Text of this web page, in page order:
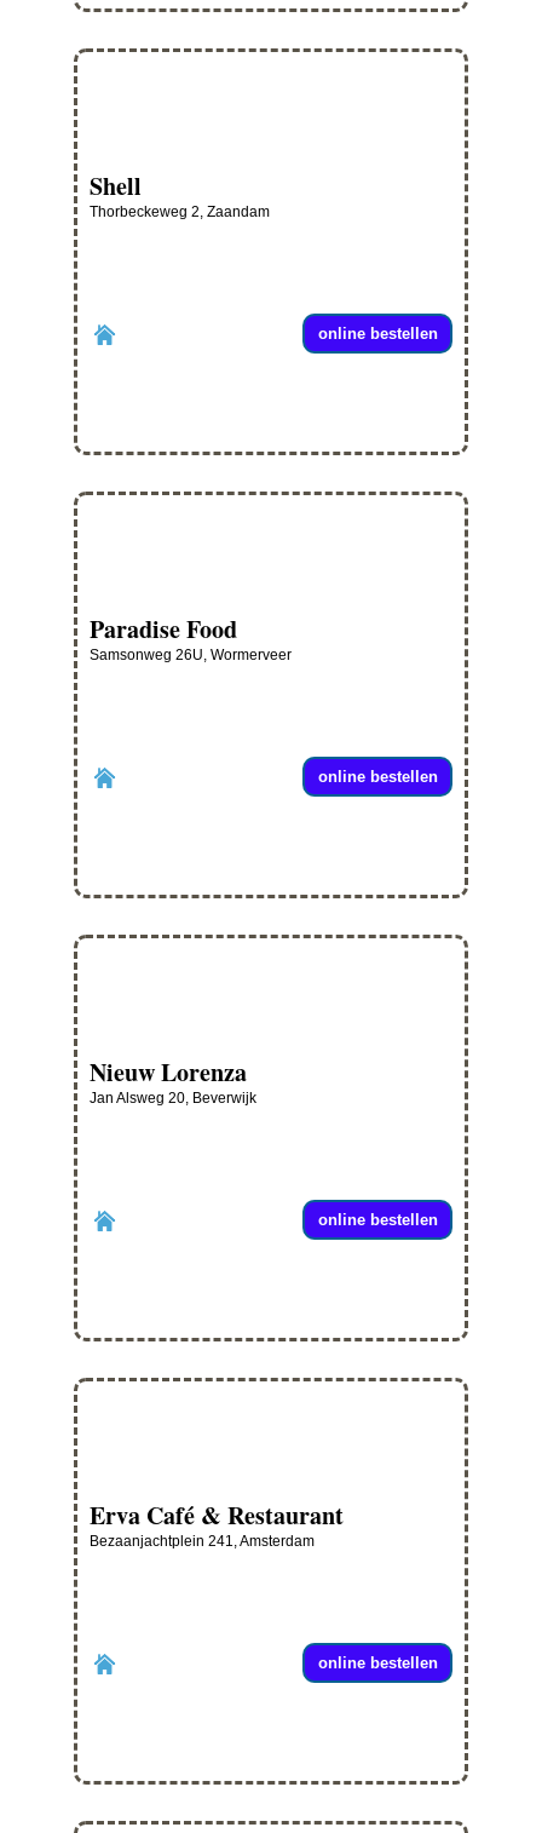
Shell
Thorbeckeweg 2, Zaandam
online bestellen
Paradise Food
Samsonweg 26U, Wormerveer
online bestellen
Nieuw Lorenza
Jan Alsweg 20, Beverwijk
online bestellen
Erva Café & Restaurant
Bezaanjachtplein 241, Amsterdam
online bestellen